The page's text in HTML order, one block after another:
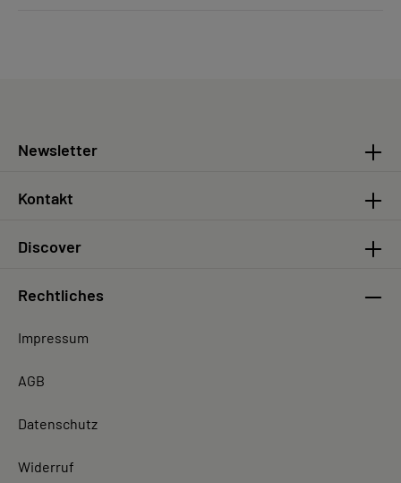
Newsletter
Discover
Kontakt
Rechtliches
Impressum
AGB
Datenschutz
Widerruf